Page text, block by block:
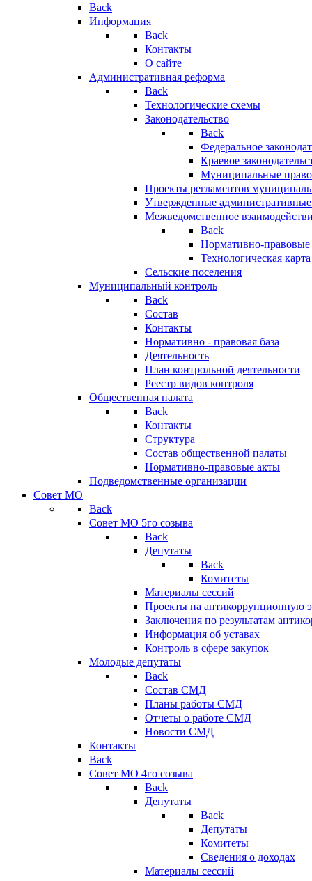
Back
Информация
Back
Контакты
О сайте
Административная реформа
Back
Технологические схемы
Законодательство
Back
Федеральное
Краевое
Муниципальные
Проекты регламентов
Утвержденные
Межведомственное
Back
Нормативно-правовые
Технологическая
Сельские поселения
Муниципальный контроль
Back
Состав
Контакты
Нормативно - правовая база
Деятельность
План контрольной деятельности
Реестр видов контроля
Общественная палата
Back
Контакты
Структура
Состав общественной палаты
Нормативно-правовые акты
Подведомственные организации
Совет МО
Back
Совет МО 5го созыва
Back
Депутаты
Back
Комитеты
Материалы сессий
Проекты на антикоррупционную
Заключения по результатам
Информация об уставах
Контроль в сфере закупок
Молодые депутаты
Back
Состав СМД
Планы работы СМД
Отчеты о работе СМД
Новости СМД
Контакты
Back
Совет МО 4го созыва
Back
Депутаты
Back
Депутаты
Комитеты
Сведения о доходах
Материалы сессий